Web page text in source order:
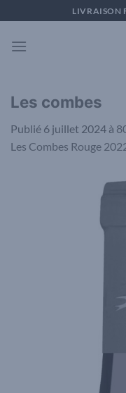
au
contenu
LIVRAISON
Les combes
Publié 6 juillet 2024 à
Les Combes Rouge